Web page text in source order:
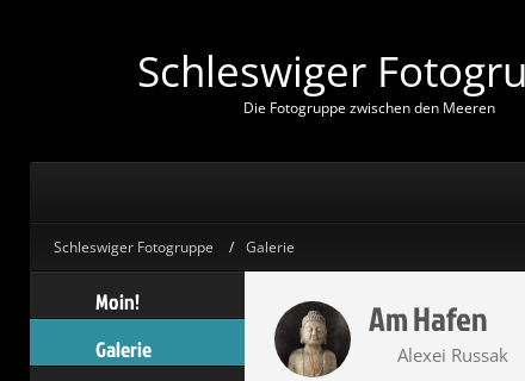
Schleswiger
Die Fotogruppezwischenden Meeren
Schleswiger Fotogruppe Galerie
Moin!
Galerie
Am Hafen
Alexei Russak